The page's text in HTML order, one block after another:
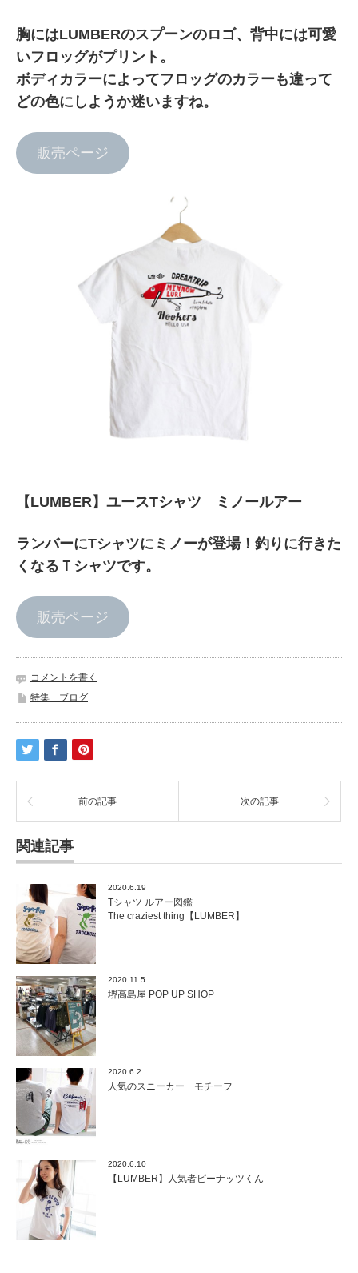
胸にはLUMBERのスプーンのロゴ、背中には可愛
いフロッグがプリント。
ボディカラーによってフロッグのカラーも違って
どの色にしようか迷いますね。
販売ページ
【LUMBER】ユースTシャツ ミノールアー
ランバーにTシャツにミノーが登場！釣りに行きた
くなるＴシャツです。
販売ページ
コメントを書く
特集 ブログ
前の記事 次の記事
関連記事
2020.6.19
Tシャツ ルアー図鑑
The craziest thing【LUMBER】
2020.11.5
堺高島屋 POP UP SHOP
2020.6.2
人気のスニーカー モチーフ
2020.6.10
【LUMBER】人気者ピーナッツくん